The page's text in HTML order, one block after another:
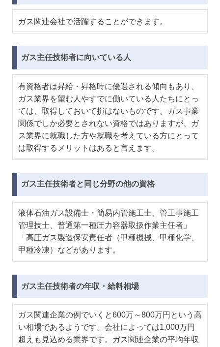
ガス関連会社で活躍することができます。
ガス主任技術者に向いている人
有資格者は昇給・昇格時に優遇される傾向もあり、
ガス業界を望む人やすでに働いている人たちにとっ
ては、取得しておいて損はないものです。ガス事業
関係でしか必要とされない資格ではありますが、ガ
ス業界に就職した方や就職を考えている方にとって
は取得するメリットはあると言えます。
ガス主任技術者と同じ分野の他の資格
液体石油ガス設備士・簡易内管施工士、管工事施工
管理技士、普通第一種圧力容器取扱作業主任者」
「高圧ガス製造保安責任者（甲種機械、甲種化学、
甲種冷凍）などがあります。
ガス主任技術者の年収・給料相場
ガス関連企業の例でいくと600万～800万円という高
い相場であるようです。会社によっては1,000万円
超えも見込める業界です。ガス関連企業の平均年収